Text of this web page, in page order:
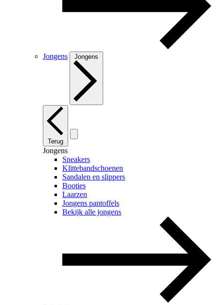
Jongens Jongens
Terug
Jongens
Sneakers
Klittebandschoenen
Sandalen en slippers
Booties
Laarzen
Jongens pantoffels
Bekijk alle jongens